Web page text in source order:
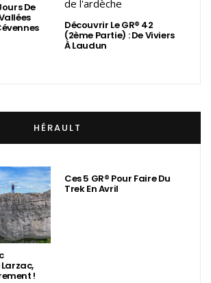
De
Découvrir Le GR® 42
(2ème Partie) : De Viviers
À Laudun
HÉRAULT
!
Ces 5 GR® Pour Faire Du
Trek En Avril